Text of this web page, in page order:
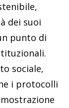
dei suoi
punto di
sociale,
i protocolli